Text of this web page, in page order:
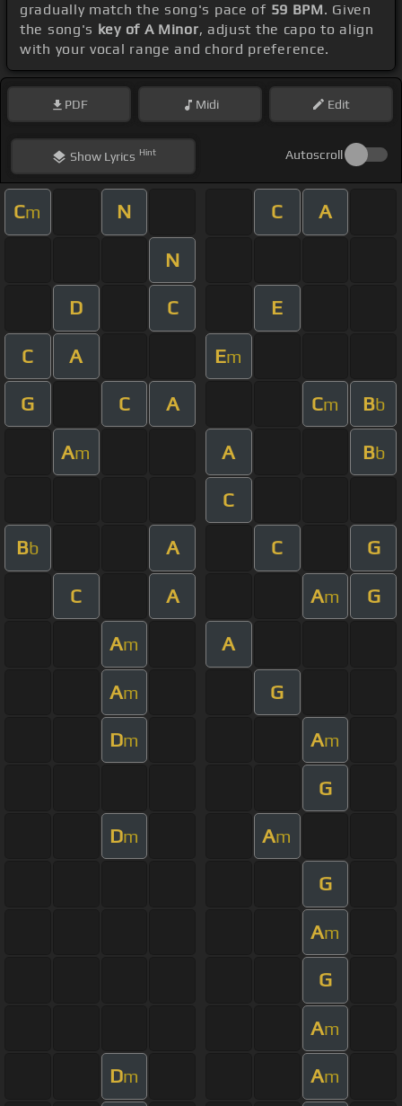
gradually match the song's pace of 59 BPM. Given
the song's key of A Minor, adjust the capo to align
with your vocal range and chord preference.
PDF Midi Edit
ShowLyrics Hint Autoscroll
Cm N C A
N
D C E
C A Em
G C A Cm Bb
Am A Bb
C
Bb A C G
C A Am G
Am A
Am G
Dm Am
G
Dm Am
G
Am
G
Am
Dm Am